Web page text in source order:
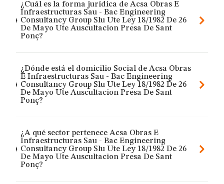
¿Cuál es la forma jurídica de Acsa Obras E
Infraestructuras Sau - Bac Engineering
Consultancy Group Slu Ute Ley 18/1982 De 26
De Mayo Ute Auscultacion Presa De Sant
Ponç?
¿Dónde está el domicilio Social de Acsa Obras
E Infraestructuras Sau - Bac Engineering
Consultancy Group Slu Ute Ley 18/1982 De 26
De Mayo Ute Auscultacion Presa De Sant
Ponç?
¿A qué sector pertenece Acsa Obras E
Infraestructuras Sau - Bac Engineering
Consultancy Group Slu Ute Ley 18/1982 De 26
De Mayo Ute Auscultacion Presa De Sant
Ponç?